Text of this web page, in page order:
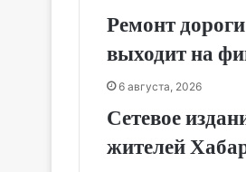
Ремонт
выходит на
6 августа, 2026
Сетевое
жителей